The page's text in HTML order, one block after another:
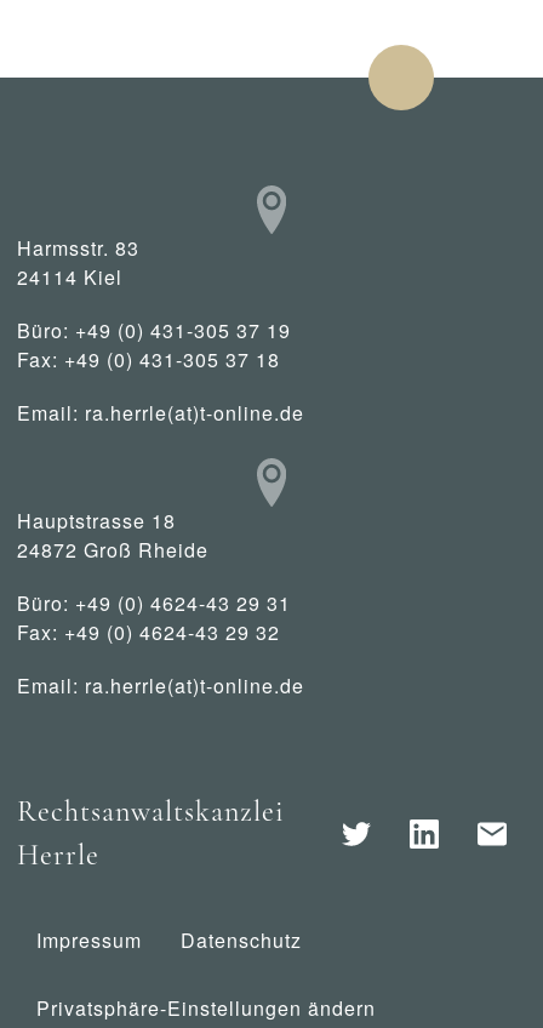
Harmsstr. 83
24114 Kiel
Büro: +49 (0) 431-305 37 19
Fax: +49 (0) 431-305 37 18
Email: ra.herrle(at)t-online.de
Hauptstrasse 18
24872 Groß Rheide
Büro: +49 (0) 4624-43 29 31
Fax: +49 (0) 4624-43 29 32
Email: ra.herrle(at)t-online.de
Rechtsanwaltskanzlei
Herrle
Impressum Datenschutz
Privatsphäre-Einstellungen ändern